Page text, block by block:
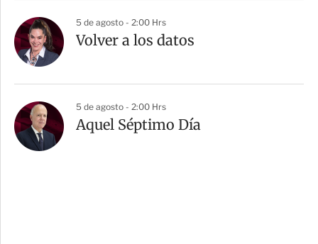
5 de agosto - 2:00 Hrs
Volver a los datos
5 de agosto - 2:00 Hrs
Aquel Séptimo Día